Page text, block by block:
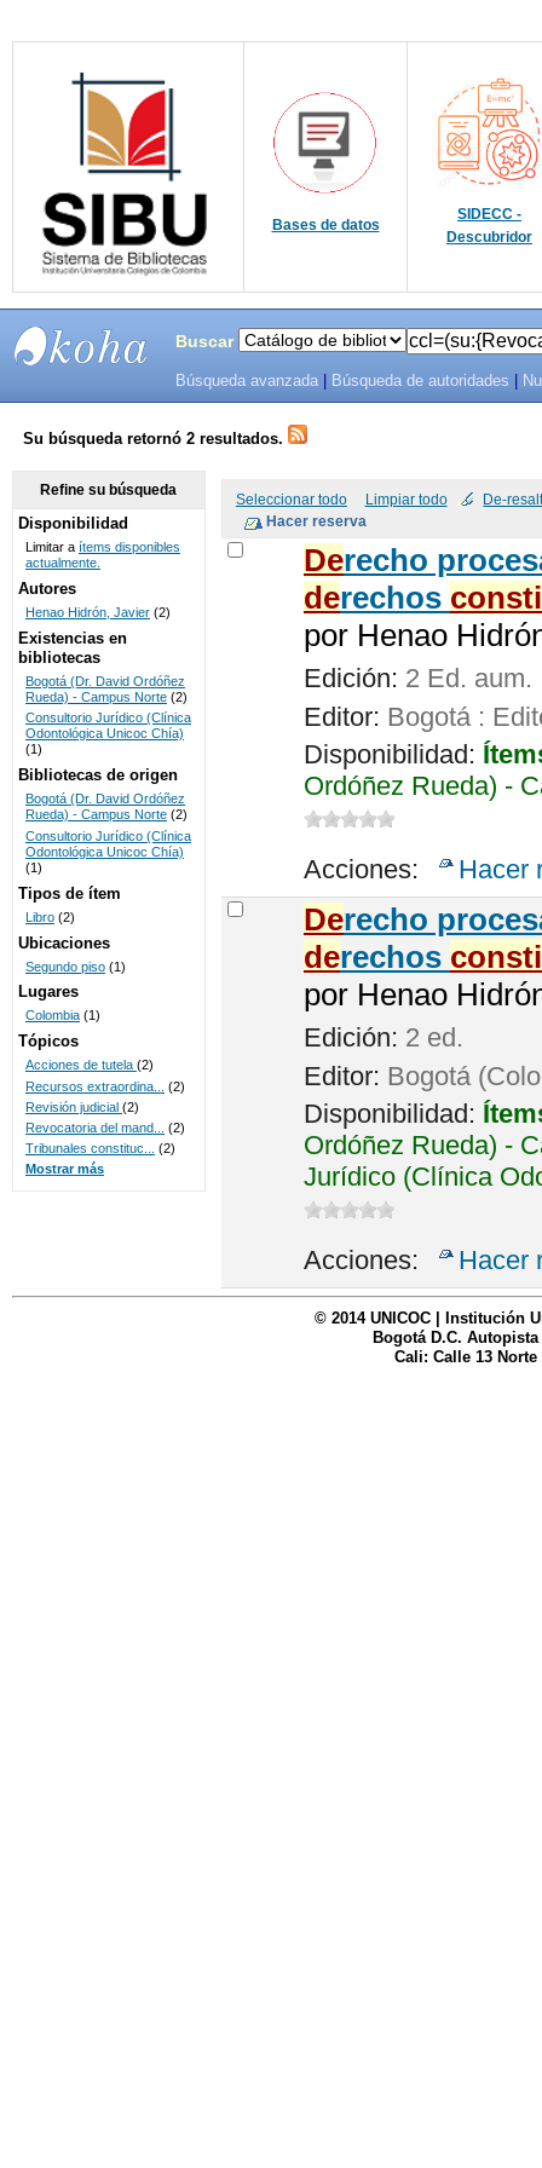
Bases de datos
SIDECC -
Descubridor
SISTEMAS
DE
BIBLIOTECAS
UNICOC
Buscar
Búsqueda avanzada Búsqueda de autoridades
Su búsqueda retornó 2 resultados.
Seleccionar todo Limpiar todo De-
Derecho
derechos
por Henao
Edición: 2 Ed. aum.
Editor: Bogotá :
Disponibilidad:
Ordóñez Rueda) -
Acciones: Hacer
Derecho
derechos
por Henao
Edición: 2 ed.
Editor: Bogotá
Disponibilidad:
Ordóñez Rueda) -
Jurídico (Clínica
Acciones: Hacer
Refine su búsqueda
Disponibilidad
Limitar a ítems disponibles
actualmente.
Autores
Henao Hidrón, Javier (2)
Existencias en
bibliotecas
Bogotá (Dr. David Ordóñez
Rueda) - Campus Norte (2)
Consultorio Jurídico (Clínica
Odontológica Unicoc Chía)
(1)
Bibliotecas de origen
Bogotá (Dr. David Ordóñez
Rueda) - Campus Norte (2)
Consultorio Jurídico (Clínica
Odontológica Unicoc Chía)
(1)
Tipos de ítem
Libro (2)
Ubicaciones
Segundo piso (1)
Lugares
Colombia (1)
Tópicos
Acciones de tutela (2)
Recursos extraordina...
(2)
Revisión judicial (2)
Revocatoria del mand...
(2)
Tribunales constituc...
(2)
Mostrar más
© 2014 UNICOC | Institución
Bogotá D.C. Autopista
Cali: Calle 13 Norte